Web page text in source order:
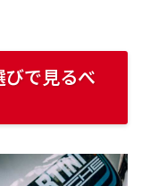
で見るべ